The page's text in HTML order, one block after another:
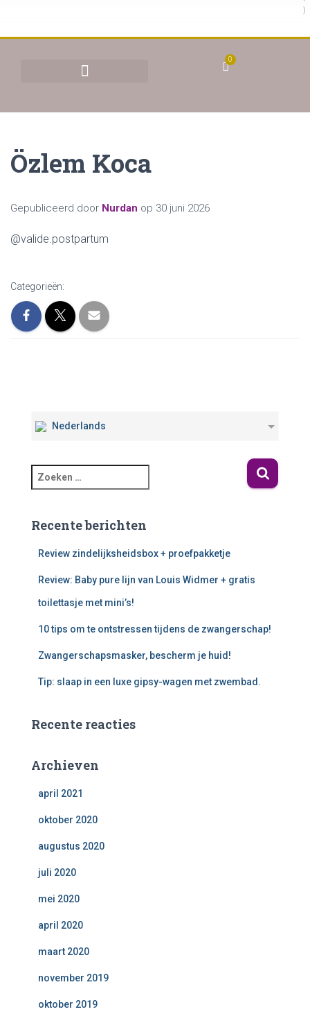
)
0
Özlem Koca
Gepubliceerd door Nurdan op 30 juni 2026
@valide.postpartum
Categorieën:
Nederlands
Recente berichten
Review zindelijksheidsbox + proefpakketje
Review: Baby pure lijn van Louis Widmer + gratis
toilettasje met mini’s!
10 tips om te ontstressen tijdens de zwangerschap!
Zwangerschapsmasker, bescherm je huid!
Tip: slaap in een luxe gipsy-wagen met zwembad.
Recente reacties
Archieven
april 2021
oktober 2020
augustus 2020
juli 2020
mei 2020
april 2020
maart 2020
november 2019
oktober 2019